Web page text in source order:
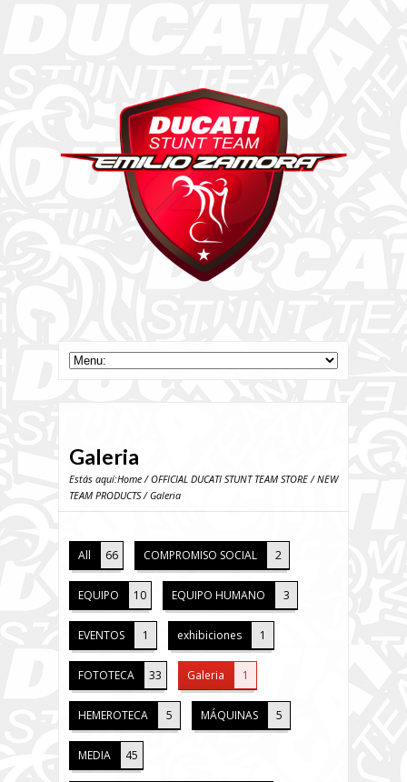
Galeria
Estás aquí:Home/OFFICIAL DUCATI STUNT TEAM STORE/NEW
TEAM PRODUCTS/ Galeria
All 66 COMPROMISO SOCIAL 2
EQUIPO 10 EQUIPO HUMANO 3
EVENTOS 1 exhibiciones 1
FOTOTECA 33 Galeria 1
HEMEROTECA 5 MÁQUINAS 5
MEDIA 45